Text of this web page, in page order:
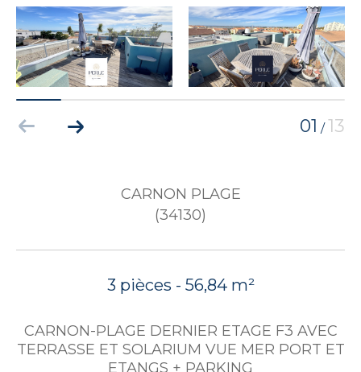
01 /13
CARNON PLAGE
(34130)
3 pièces - 56,84 m²
CARNON-PLAGE DERNIER ETAGE F3 AVEC
TERRASSE ET SOLARIUM VUE MER PORT ET
ETANGS + PARKING